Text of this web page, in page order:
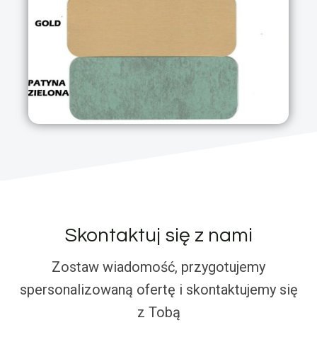
Skontaktuj się z nami
Zostaw wiadomość, przygotujemy
spersonalizowaną ofertę i skontaktujemy się
z Tobą